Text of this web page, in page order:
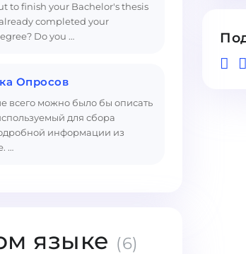
to finish your Bachelor's thesis
completed your
Do you …
Опросов
всего можно было бы описать
для сбора
информации из
…
языке (6)